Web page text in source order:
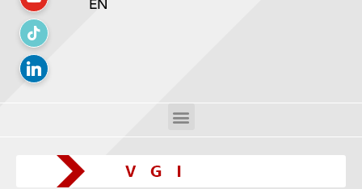
EN